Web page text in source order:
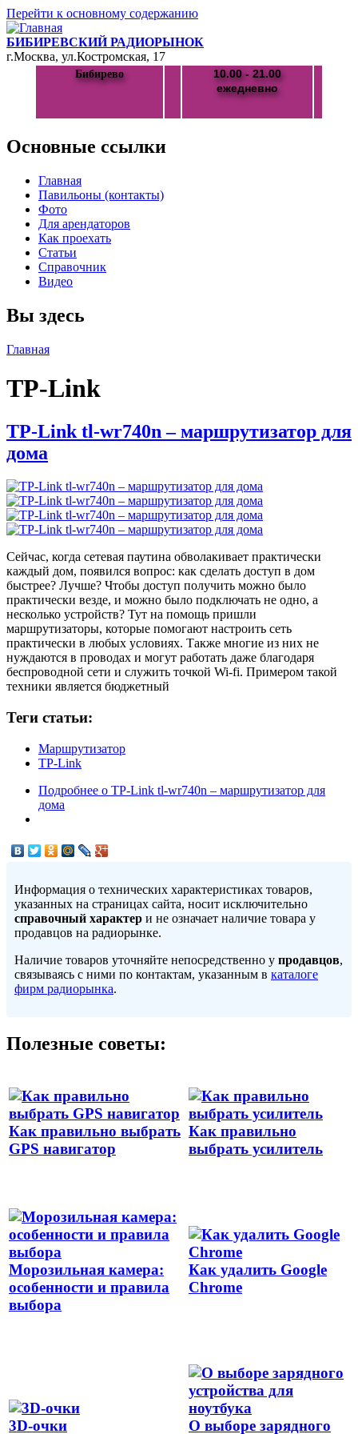
Перейти к основному содержанию
БИБИРЕВСКИЙ РАДИОРЫНОК
г.Москва, ул.Костромская, 17
Бибирево
10.00 - 21.00
ежедневно
Основные ссылки
Главная
Павильоны (контакты)
Фото
Для арендаторов
Как проехать
Статьи
Справочник
Видео
Вы здесь
Главная
TP-Link
TP-Link tl-wr740n – маршрутизатор для
дома
Сейчас, когда сетевая паутина обволакивает практически
каждый дом, появился вопрос: как сделать доступ в дом
быстрее? Лучше? Чтобы доступ получить можно было
практически везде, и можно было подключать не одно, а
несколько устройств? Тут на помощь пришли
маршрутизаторы, которые помогают настроить сеть
практически в любых условиях. Также многие из них не
нуждаются в проводах и могут работать даже благодаря
беспроводной сети и служить точкой Wi-fi. Примером такой
техники является бюджетный
Теги статьи:
Маршрутизатор
TP-Link
Подробнее о TP-Link tl-wr740n – маршрутизатор для
дома
Информация о технических характеристиках товаров,
указанных на страницах сайта, носит исключительно
справочный характер и не означает наличие товара у
продавцов на радиорынке.
Наличие товаров уточняйте непосредственно у продавцов,
связываясь с ними по контактам, указанным в каталоге
фирм радиорынка.
Полезные советы:
Как правильно выбрать
GPS навигатор
Как правильно
выбрать усилитель
Морозильная камера:
особенности и правила
выбора
Как удалить Google
Chrome
3D-очки О выборе зарядного